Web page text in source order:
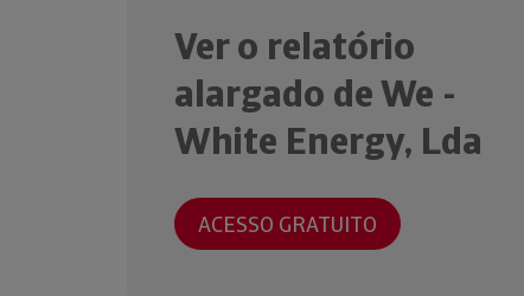
Ver o relatório
alargado de We -
White Energy, Lda
ACESSO GRATUITO